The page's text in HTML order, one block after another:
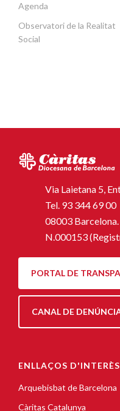
Agenda
Observatori de la Realitat
Social
Via Laietana 5,
Tel. 93 344 69 00
08003 Barcelona.
N.000153
PORTAL DE
CANAL DE
ENLLAÇOS D'INTERÈS
Arquebisbat de Barcelona
Càritas Catalunya